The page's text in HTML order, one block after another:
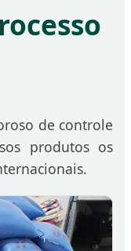
de controle
produtos os